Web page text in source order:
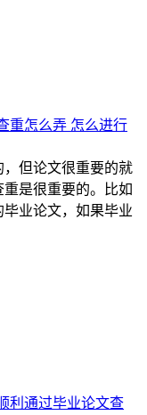
重怎么弄 怎么进行
但论文很重要的就
是很重要的。比如
业论文，如果毕业
利通过毕业论文查